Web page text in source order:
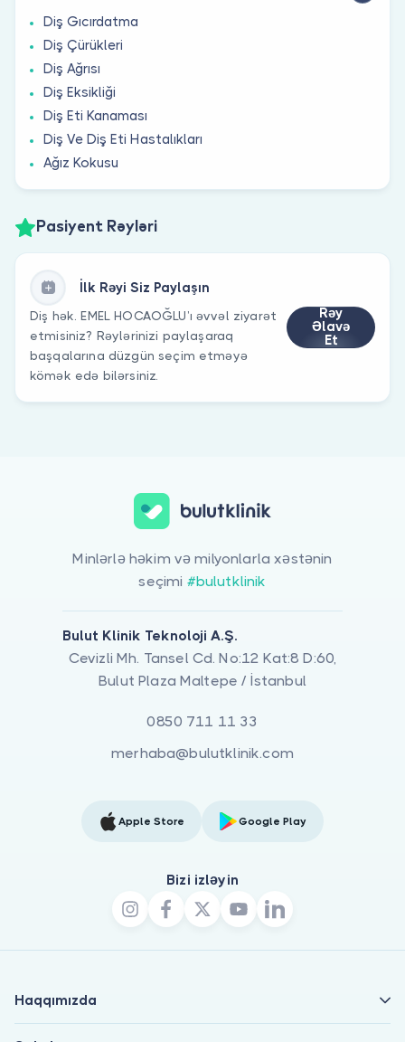
Diş Gıcırdatma
Diş Çürükleri
Diş Ağrısı
Diş Eksikliği
Diş Eti Kanaması
Diş Ve Diş Eti Hastalıkları
Ağız Kokusu
Pasiyent Rəyləri
İlk Rəyi Siz Paylaşın
Diş hək. EMEL HOCAOĞLU’ı əvvəl ziyarət
etmisiniz? Rəylərinizi paylaşaraq
başqalarına düzgün seçim etməyə
kömək edə bilərsiniz.
Rəy
Əlavə
Et
Minlərlə həkim və milyonlarla xəstənin
seçimi #bulutklinik
Bulut Klinik Teknoloji A.Ş.
Cevizli Mh. Tansel Cd. No:12 Kat:8 D:60,
Bulut Plaza Maltepe / İstanbul
0850 711 11 33
merhaba@bulutklinik.com
Apple Store Google Play
Bizi izləyin
Haqqımızda